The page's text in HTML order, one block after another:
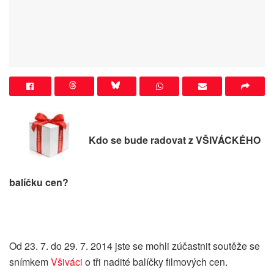
Kdo se bude radovat z VŠIVÁCKÉHO
balíčku cen?
Od 23. 7. do 29. 7. 2014 jste se mohli zúčastnit soutěže se
snímkemVšiváci o tři nadité balíčky filmových cen.